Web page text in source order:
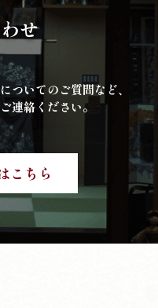
せ
ついてのご質問など、
連絡ください。
こちら